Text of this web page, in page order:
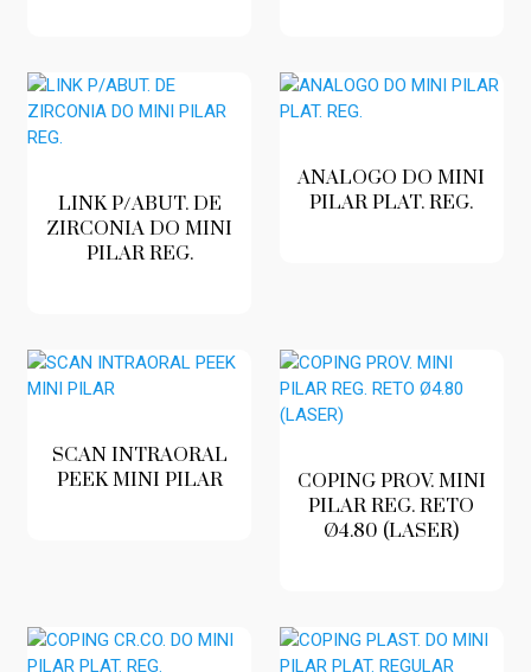
LINK P/ABUT. DE
ZIRCONIA DO MINI
PILAR REG.
ANALOGO DO MINI
PILAR PLAT. REG.
SCAN INTRAORAL
PEEK MINI PILAR
COPING PROV. MINI
PILAR REG. RETO
Ø4.80 (LASER)